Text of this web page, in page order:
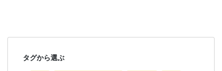
タグから選ぶ